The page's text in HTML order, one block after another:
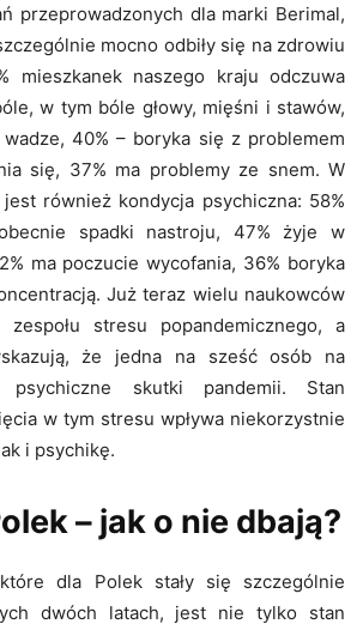
przeprowadzonych dla marki Berimal,
mocno odbiły się na zdrowiu
mieszkanek naszego kraju odczuwa
w tym bóle głowy, mięśni i stawów,
wadze, 40% – boryka się z problemem
się, 37% ma problemy ze snem. W
również kondycja psychiczna: 58%
spadki nastroju, 47% żyje w
ma poczucie wycofania, 36% boryka
Już teraz wielu naukowców
stresu popandemicznego, a
że jedna na sześć osób na
psychiczne skutki pandemii. Stan
w tym stresu wpływa niekorzystnie
i psychikę.
– jak o nie dbają?
dla Polek stały się szczególnie
dwóch latach, jest nie tylko stan